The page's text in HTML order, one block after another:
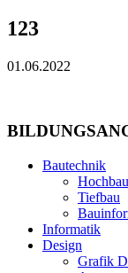
123
01.06.2022
Bautechnik
Hochbau
Tiefbau
Informatik
Design
Grafik